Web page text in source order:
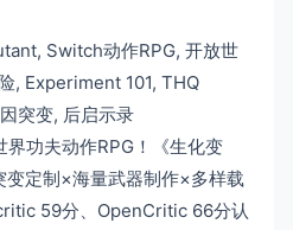
Switch动作RPG, 开放世
, Experiment 101, THQ
突变, 后启示录
界功夫动作RPG！《生化变
定制×海量武器制作×多样载
59分、OpenCritic 66分认